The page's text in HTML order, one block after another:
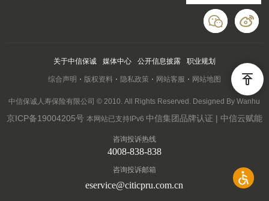
关于中信保诚 媒体中心 公开信息披露 职业规划
综合声明 版权资料 隐私政策 网站客服 网站地图
中信保诚人寿保险有限公司 © 2010. All Rights Reserved. Designed By Wanhu
京ICP备19004205号 本网站已支持IPv6 中信集团品牌认证 | 中信云赋能
咨询投诉热线
4008-838-838
咨询投诉邮箱
eservice@citicpru.com.cn